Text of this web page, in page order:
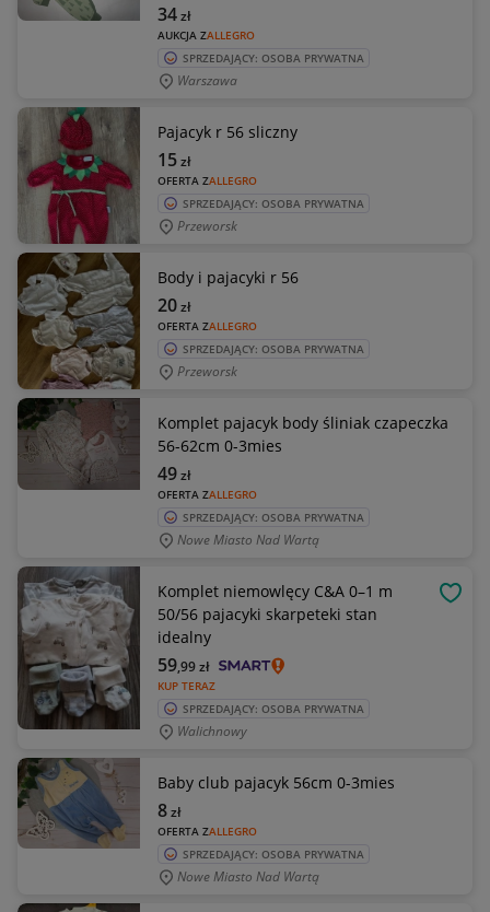
AUKCJA ZALLEGRO
34zł
SPRZEDAJĄCY: OSOBA PRYWATNA
Warszawa
Pajacyk r 56 sliczny
OFERTA ZALLEGRO
15zł
SPRZEDAJĄCY: OSOBA PRYWATNA
Przeworsk
Body i pajacyki r 56
OFERTA ZALLEGRO
20zł
SPRZEDAJĄCY: OSOBA PRYWATNA
Przeworsk
Komplet pajacyk body śliniak czapeczka
56-62cm 0-3mies
OFERTA ZALLEGRO
49zł
SPRZEDAJĄCY: OSOBA PRYWATNA
Nowe Miasto Nad Wartą
Komplet niemowlęcy C&A 0–1 m
50/56 pajacyki skarpeteki stan
idealny
KUP TERAZ
59,99zł
SPRZEDAJĄCY: OSOBA PRYWATNA
Walichnowy
Baby club pajacyk 56cm 0-3mies
OFERTA ZALLEGRO
8zł
SPRZEDAJĄCY: OSOBA PRYWATNA
Nowe Miasto Nad Wartą